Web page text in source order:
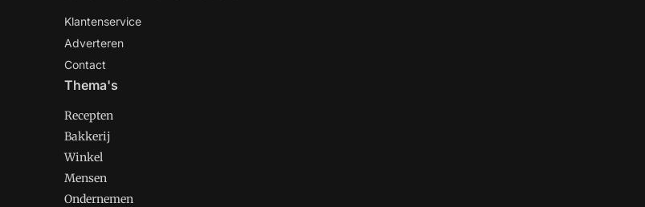
Klantenservice
Adverteren
Contact
Thema's
Recepten
Bakkerij
Winkel
Mensen
Ondernemen